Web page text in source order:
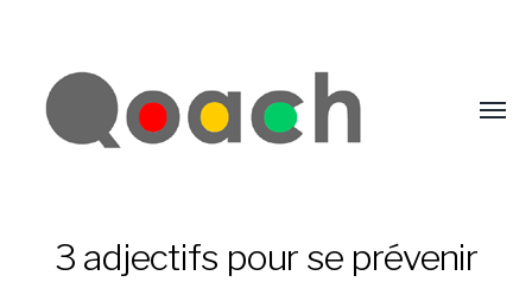
3 adjectifs pour se prévenir